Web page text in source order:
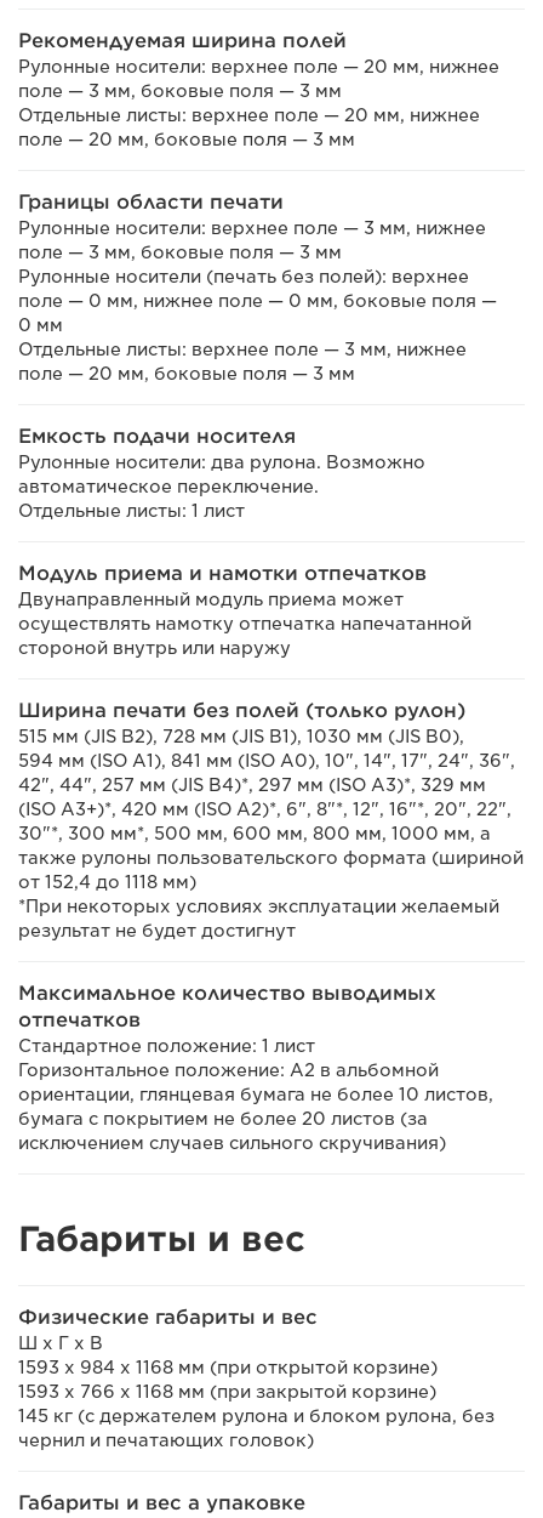
Рекомендуемая ширина полей
Рулонные носители: верхнее поле — 20 мм, нижнее
поле — 3 мм, боковые поля — 3 мм
Отдельные листы: верхнее поле — 20 мм, нижнее
поле — 20 мм, боковые поля — 3 мм
Границы области печати
Рулонные носители: верхнее поле — 3 мм, нижнее
поле — 3 мм, боковые поля — 3 мм
Рулонные носители (печать без полей): верхнее
поле — 0 мм, нижнее поле — 0 мм, боковые поля —
0 мм
Отдельные листы: верхнее поле — 3 мм, нижнее
поле — 20 мм, боковые поля — 3 мм
Емкость подачи носителя
Рулонные носители: два рулона. Возможно
автоматическое переключение.
Отдельные листы: 1 лист
Модуль приема и намотки отпечатков
Двунаправленный модуль приема может
осуществлять намотку отпечатка напечатанной
стороной внутрь или наружу
Ширина печати без полей (только рулон)
515 мм (JIS B2), 728 мм (JIS B1), 1030 мм (JIS B0),
594 мм (ISO A1), 841 мм (ISO A0), 10", 14", 17", 24", 36",
42", 44", 257 мм (JIS B4)*, 297 мм (ISO A3)*, 329 мм
(ISO A3+)*, 420 мм (ISO A2)*, 6", 8"*, 12", 16"*, 20", 22",
30"*, 300 мм*, 500 мм, 600 мм, 800 мм, 1000 мм, а
также рулоны пользовательского формата (шириной
от 152,4 до 1118 мм)
*При некоторых условиях эксплуатации желаемый
результат не будет достигнут
Максимальное количество выводимых
отпечатков
Стандартное положение: 1 лист
Горизонтальное положение: A2 в альбомной
ориентации, глянцевая бумага не более 10 листов,
бумага с покрытием не более 20 листов (за
исключением случаев сильного скручивания)
Габариты и вес
Физические габариты и вес
Ш x Г x В
1593 x 984 x 1168 мм (при открытой корзине)
1593 x 766 x 1168 мм (при закрытой корзине)
145 кг (с держателем рулона и блоком рулона, без
чернил и печатающих головок)
Габариты и вес а упаковке